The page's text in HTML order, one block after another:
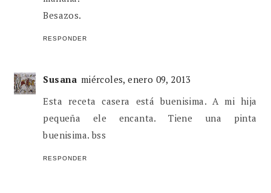
Besazos.
RESPONDER
Susana miércoles, enero 09, 2013
Esta receta casera está buenisima. A mi hija
pequeña ele encanta. Tiene una pinta
buenisima. bss
RESPONDER